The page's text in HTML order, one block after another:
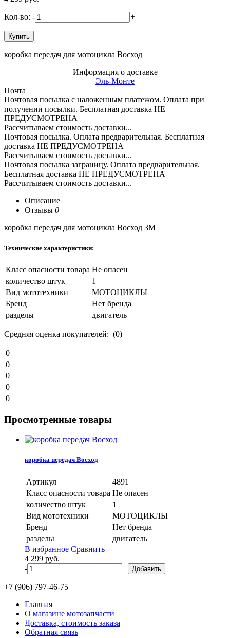
Кол-во: - +
коробка передач для мотоцикла Восход
Информация о доставке
Эль-Монте
Почта
Почтовая посылка с наложенным платежом. Оплата при
получении посылки. Бесплатная доставка НЕ
ПРЕДУСМОТРЕНА
Рассчитываем стоимость доставки...
Почтовая посылка. Оплата предварительная. Бесплатная
доставка НЕ ПРЕДУСМОТРЕНА
Рассчитываем стоимость доставки...
Почтовая посылка заграницу. Оплата предварительная.
Бесплатная доставка НЕ ПРЕДУСМОТРЕНА
Рассчитываем стоимость доставки...
Описание
Отзывы 0
коробка передач для мотоцикла Восход 3М
Технические характеристики:
Класс опасности товара Не опасен
количество штук
1
Вид мототехники
МОТОЦИКЛЫ
Бренд
Нет бренда
разделы
двигатель
Средняя оценка покупателей: (0)
0
0
0
0
0
Просмотренные товары
коробка передач Восход
Артикул
4891
Класс опасности товара Не опасен
количество штук
1
Вид мототехники
МОТОЦИКЛЫ
Бренд
Нет бренда
разделы
двигатель
В избранное Сравнить
4 299 руб.
-
+
+7 (906) 797-46-75
Главная
О магазине мотозапчасти
Доставка, стоимость заказа
Обратная связь